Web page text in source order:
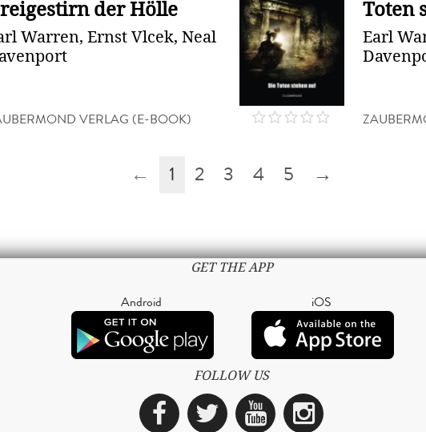
der Hölle
Warren, Ernst Vlcek, Neal
VERLAG (E-BOOK)
Toten
Earl
← 1 2 3 4 5 →
GET THE APP
Android iOS
FOLLOW US
Facebook
TwitterYouTubeInstagram